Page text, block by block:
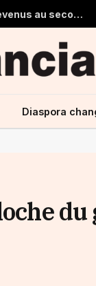
Stanbic Holdings prévoit une progression de ses revenus au second semestre grâce à la reprise du crédit
Diaspora
du